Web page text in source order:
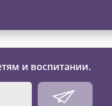
и воспитании.